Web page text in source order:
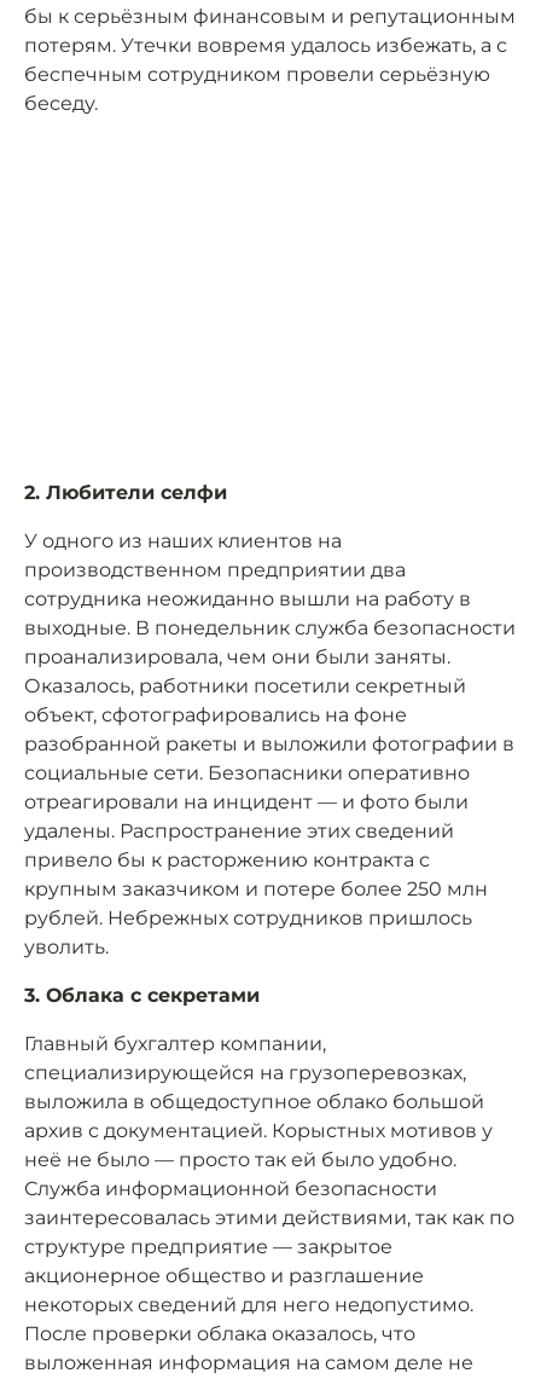
бы к серьёзным финансовым и репутационным
потерям. Утечки вовремя удалось избежать, а с
беспечным сотрудником провели серьёзную
беседу.
2. Любители селфи
У одного из наших клиентов на
производственном предприятии два
сотрудника неожиданно вышли на работу в
выходные. В понедельник служба безопасности
проанализировала, чем они были заняты.
Оказалось, работники посетили секретный
объект, сфотографировались на фоне
разобранной ракеты и выложили фотографии в
социальные сети. Безопасники оперативно
отреагировали на инцидент — и фото были
удалены. Распространение этих сведений
привело бы к расторжению контракта с
крупным заказчиком и потере более 250 млн
рублей. Небрежных сотрудников пришлось
уволить.
3. Облака с секретами
Главный бухгалтер компании,
специализирующейся на грузоперевозках,
выложила в общедоступное облако большой
архив с документацией. Корыстных мотивов у
неё не было — просто так ей было удобно.
Служба информационной безопасности
заинтересовалась этими действиями, так как по
структуре предприятие — закрытое
акционерное общество и разглашение
некоторых сведений для него недопустимо.
После проверки облака оказалось, что
выложенная информация на самом деле не